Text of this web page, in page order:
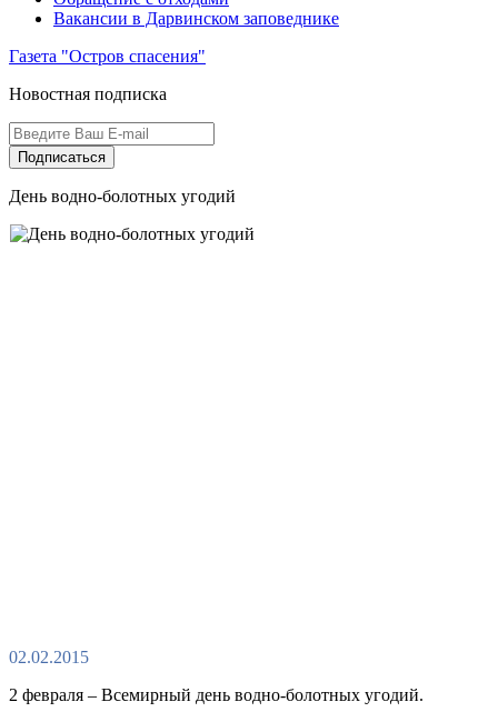
Вакансии в Дарвинском заповеднике
Газета "Остров спасения"
Новостная подписка
Подписаться
День водно-болотных угодий
02.02.2015
2 февраля – Всемирный день водно-болотных угодий.